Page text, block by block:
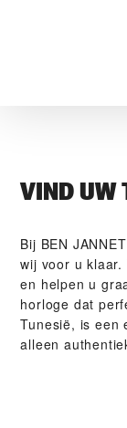
VIND UW
Bij ‭BEN
wij voor u klaar.
en helpen u
horloge dat
Tunesië, is een
alleen